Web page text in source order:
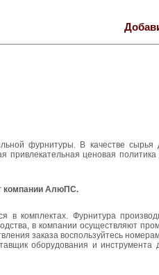
фурнитуры. В качестве
ценовая
компании АлюПС.
в комплектах. Фурнитура
в компании осуществляют
заказа воспользуйтесь
оборудования и инструмента